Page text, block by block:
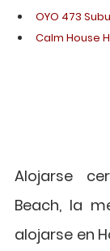
OYO 473
Calm House
Alojarse
Beach, la
alojarse en